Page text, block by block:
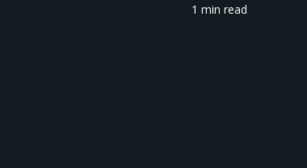
1 min read